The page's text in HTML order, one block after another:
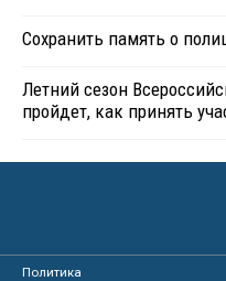
Сохранить память о
Летний сезон
пройдет, как принять
Политика